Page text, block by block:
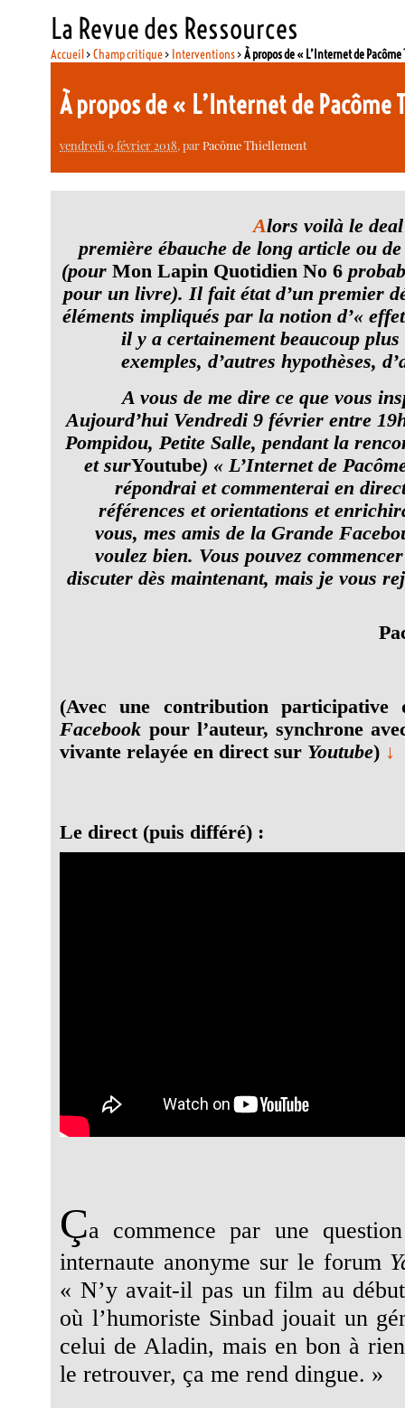
La Revue des Ressources
Accueil>Champ critique> Interventions>À propos de « L’Internet de
À propos de « L’Internet de
vendredi 9 février 2018, parPacôme Thiellement
Alors voilà le
première ébauche de long article ou
(pourMon Lapin Quotidien No 6
pour un livre). Il fait état d’un premier
éléments impliqués par la notion d’«
il y a certainement beaucoup
exemples, d’autres hypothèses,
A vous de me dire ce que vous
Aujourd’hui Vendredi 9 février entre
Pompidou, Petite Salle, pendant la
et surYoutube) « L’Internet de
répondrai et commenterai en
références et orientations et
vous, mes amis de la Grande
voulez bien. Vous pouvez
discuter dès maintenant, mais je vous
(Avec une contribution
Facebook pour l’auteur, synchrone
vivante relayée en direct sur Youtube) ↓
Le direct (puis différé) :
Ça commence par une
internaute anonyme sur le forum
« N’y avait-il pas un film au
où l’humoriste Sinbad jouait un
celui de Aladin, mais en bon à
le retrouver, ça me rend dingue. »